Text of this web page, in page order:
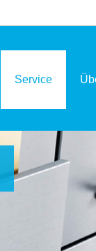
Service